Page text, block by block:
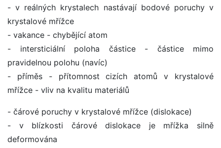
- v reálných krystalech nastávají bodové poruchy v
krystalové mřížce
- vakance - chybějící atom
- intersticiální poloha částice - částice mimo
pravidelnou polohu (navíc)
- příměs - přítomnost cizích atomů v krystalové
mřížce - vliv na kvalitu materiálů
- čárové poruchy v krystalové mřížce (dislokace)
- v blízkosti čárové dislokace je mřížka silně
deformována